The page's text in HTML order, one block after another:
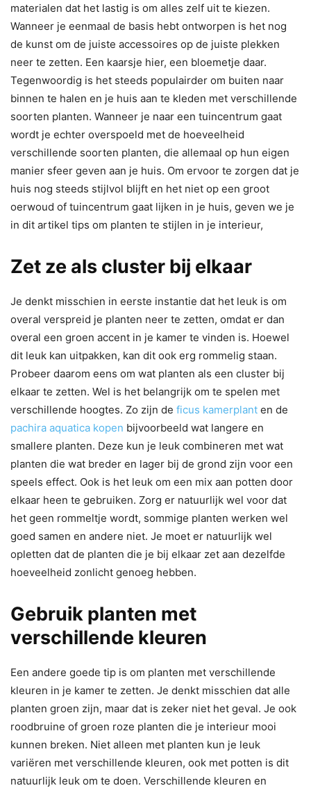
materialen dat het lastig is om alles zelf uit te kiezen.
Wanneer je eenmaal de basis hebt ontworpen is het nog
de kunst om de juiste accessoires op de juiste plekken
neer te zetten. Een kaarsje hier, een bloemetje daar.
Tegenwoordig is het steeds populairder om buiten naar
binnen te halen en je huis aan te kleden met verschillende
soorten planten. Wanneer je naar een tuincentrum gaat
wordt je echter overspoeld met de hoeveelheid
verschillende soorten planten, die allemaal op hun eigen
manier sfeer geven aan je huis. Om ervoor te zorgen dat je
huis nog steeds stijlvol blijft en het niet op een groot
oerwoud of tuincentrum gaat lijken in je huis, geven we je
in dit artikel tips om planten te stijlen in je interieur,
Zet ze als cluster bij elkaar
Je denkt misschien in eerste instantie dat het leuk is om
overal verspreid je planten neer te zetten, omdat er dan
overal een groen accent in je kamer te vinden is. Hoewel
dit leuk kan uitpakken, kan dit ook erg rommelig staan.
Probeer daarom eens om wat planten als een cluster bij
elkaar te zetten. Wel is het belangrijk om te spelen met
verschillende hoogtes. Zo zijn de ficus kamerplant en de
pachira aquatica kopen bijvoorbeeld wat langere en
smallere planten. Deze kun je leuk combineren met wat
planten die wat breder en lager bij de grond zijn voor een
speels effect. Ook is het leuk om een mix aan potten door
elkaar heen te gebruiken. Zorg er natuurlijk wel voor dat
het geen rommeltje wordt, sommige planten werken wel
goed samen en andere niet. Je moet er natuurlijk wel
opletten dat de planten die je bij elkaar zet aan dezelfde
hoeveelheid zonlicht genoeg hebben.
Gebruik planten met
verschillende kleuren
Een andere goede tip is om planten met verschillende
kleuren in je kamer te zetten. Je denkt misschien dat alle
planten groen zijn, maar dat is zeker niet het geval. Je ook
roodbruine of groen roze planten die je interieur mooi
kunnen breken. Niet alleen met planten kun je leuk
variëren met verschillende kleuren, ook met potten is dit
natuurlijk leuk om te doen. Verschillende kleuren en